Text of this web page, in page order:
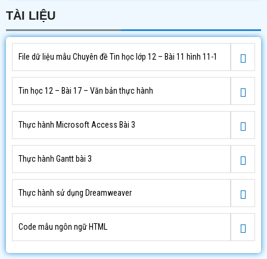
TÀI LIỆU
File dữ liệu mẫu Chuyên đề Tin học lớp 12 – Bài 11 hình 11-1
Tin học 12 – Bài 17 – Văn bản thực hành
Thực hành Microsoft Access Bài 3
Thực hành Gantt bài 3
Thực hành sử dụng Dreamweaver
Code mẫu ngôn ngữ HTML